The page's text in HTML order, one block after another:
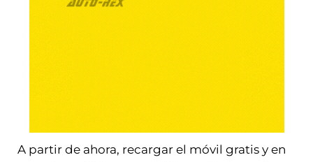
A partir de ahora, recargar el móvil gratis y en